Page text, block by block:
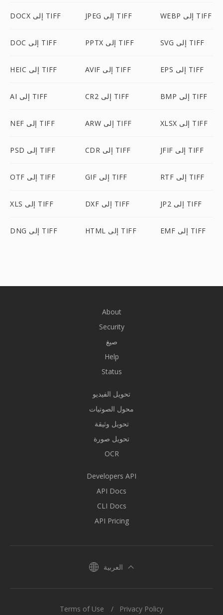
DOCX إلى TIFF JPEG إلى TIFF WEBP إلى TIFF
DOC إلى TIFF PPTX إلى TIFF SVG إلى TIFF
HEIC إلى TIFF AVIF إلى TIFF EPS إلى TIFF
AI إلى TIFF CR2 إلى TIFF BMP إلى TIFF
NEF إلى TIFF ARW إلى TIFF XLSX إلى TIFF
PSD إلى TIFF CDR إلى TIFF JFIF إلى TIFF
OTF إلى TIFF GIF إلى TIFF RTF إلى TIFF
XLS إلى TIFF DXF إلى TIFF JP2 إلى TIFF
DNG إلى TIFF HTML إلى TIFF EMF إلى TIFF
About
Security
صيغ
Help
Status
تحويل الفيديو
محول الصوتيات
تحويل وثيقة
تحويل صورة
OCR
Developers API
API Docs
CLI Docs
API Pricing
العربية
Terms of Use Privacy Policy